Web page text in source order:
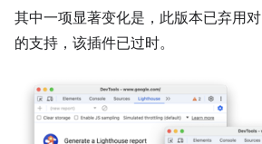
其中一项显著变化是，此版本已弃用对
的支持，该插件已过时。